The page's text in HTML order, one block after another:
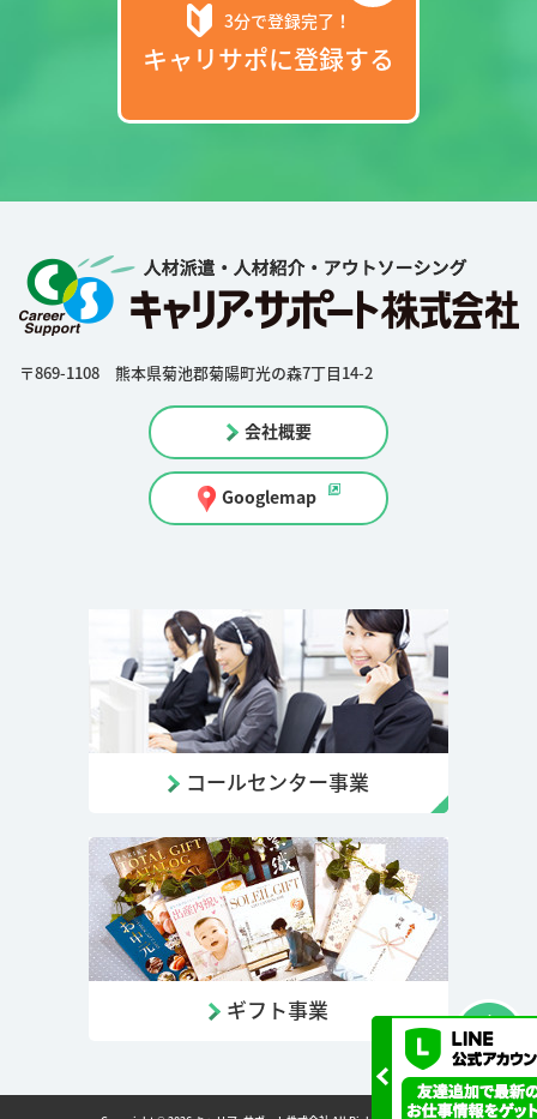
3分で登録完了！
キャリサポに登録する
〒869-1108 熊本県菊池郡菊陽町光の森7丁目14-2
会社概要
Googlemap
コールセンター事業
ギフト事業